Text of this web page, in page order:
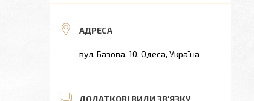
вул. Базова, 10, Одеса, Україна